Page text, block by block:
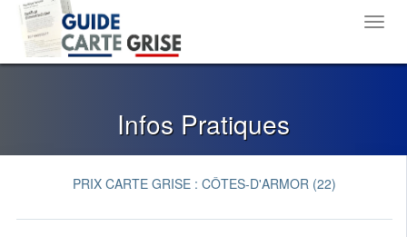
Infos Pratiques
PRIX CARTE GRISE : CÔTES-D'ARMOR (22)